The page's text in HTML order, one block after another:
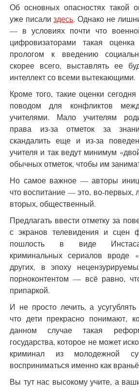
Об основных опасностях такой
уже писализдесь. Однако не
— в условиях почти что
цифровизаторами такая
прологом к введению
скорее всего, выставлять ее
интеллект со всеми вытекающими.
Кроме того, такие оценки
поводом для конфликтов
учителями. Мало учителям
права из-за отметок за
скандалить еще и из-за
учителя и так ведут минимум
обычных отметок, чтобы им
Но самое важное — авторы
что воспитание — это, во-первых,
вторых, общественный.
Предлагать ввести отметку за
с экранов телевидения и сцен
пошлость в виде
криминальных сериалов вроде
других, в эпоху
порноконтентом — всё равно,
припаркой.
И не просто лечить, а
что дети прекрасно понимают,
данном случае такая
государства, которое не может
криминал из молодежной
восприниматься именно как
Вы тут нас высокому учите, а